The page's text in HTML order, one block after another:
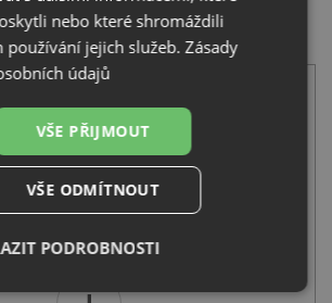
ELEGANT 120-54 nerez kartáčovaný 1
Aquastone AQ 5561 nerez
5 490 Kčs DPH
nebo které shromáždili
používání jejich služeb.Zásady
údajů
VŠE PŘIJMOUT
VŠE ODMÍTNOUT
PODROBNOSTI
Výkonové
Soubory